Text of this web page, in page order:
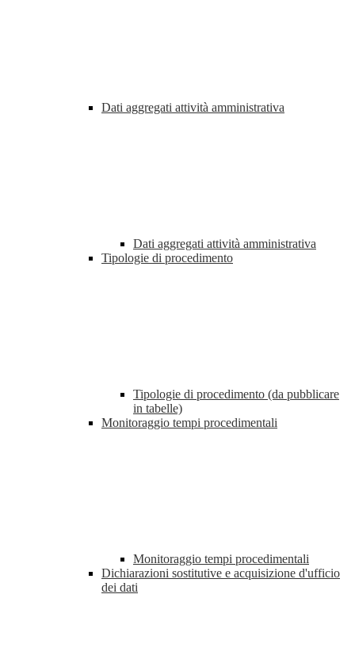
Dati aggregati attività amministrativa
Dati aggregati attività amministrativa
Tipologie di procedimento
Tipologie di procedimento (da pubblicare
in tabelle)
Monitoraggio tempi procedimentali
Monitoraggio tempi procedimentali
Dichiarazioni sostitutive e acquisizione d'ufficio
dei dati